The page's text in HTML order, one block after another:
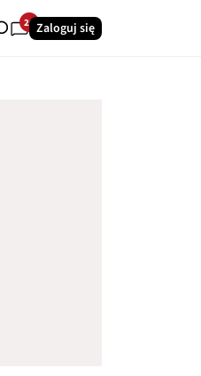
20Zaloguj się